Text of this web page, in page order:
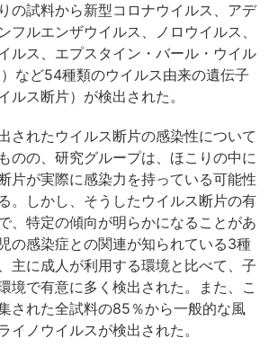
の試料から新型コロナウイルス、アデ
フルエンザウイルス、ノロウイルス、
ルス、エプスタイン・バール・ウイル
など54種類のウイルス由来の遺伝子
ルス断片）が検出された。
されたウイルス断片の感染性について
のの、研究グループは、ほこりの中に
片が実際に感染力を持っている可能性
。しかし、そうしたウイルス断片の有
、特定の傾向が明らかになることがあ
の感染症との関連が知られている3種
主に成人が利用する環境と比べて、子
境で有意に多く検出された。また、こ
された全試料の85％から一般的な風
イノウイルスが検出された。